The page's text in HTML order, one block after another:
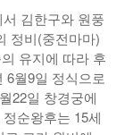
김한구와 원풍
정비(중전마마)
유지에 따라 후
6월9일 정식으로
22일 창경궁에
순왕후는 15세